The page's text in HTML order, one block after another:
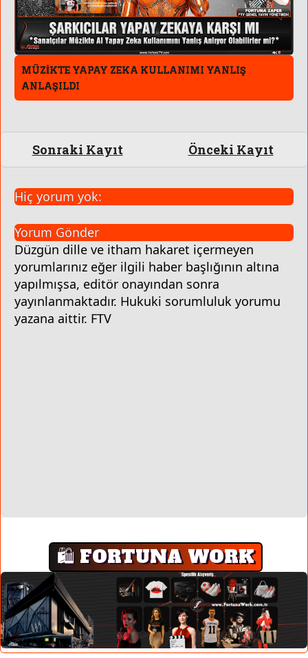
MÜZİKTE YAPAY ZEKA KULLANIMI YANLIŞ
ANLAŞILDI
Sonraki Kayıt Önceki Kayıt
Hiç yorum yok:
Yorum Gönder
Düzgün dille ve itham hakaret içermeyen
yorumlarınız eğer ilgili haber başlığının altına
yapılmışsa, editör onayından sonra
yayınlanmaktadır. Hukuki sorumluluk yorumu
yazana aittir. FTV
🛍️ FORTUNA WORK